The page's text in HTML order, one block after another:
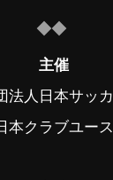
主催
法人日本サッ
本クラブユー